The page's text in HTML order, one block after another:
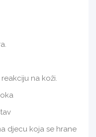
na koži.
djecu koja se hrane